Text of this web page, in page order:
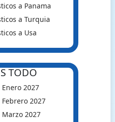
a Panama
a Turquia
a Usa
TODO
2027
2027
Marzo 2027